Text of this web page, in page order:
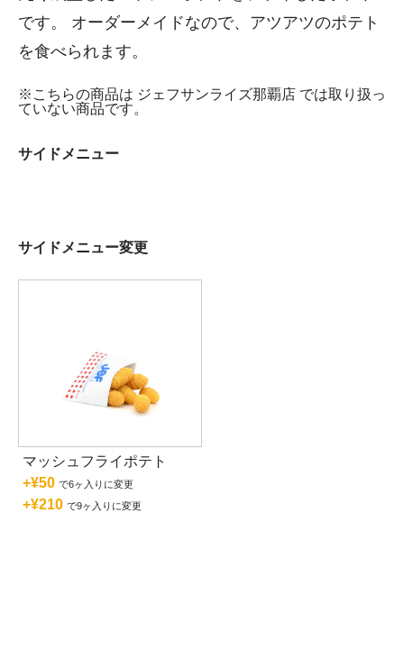
です。 オーダーメイドなので、アツアツのポテト
を食べられます。
※こちらの商品は ジェフサンライズ那覇店 では取り扱っ
ていない商品です。
サイドメニュー
サイドメニュー変更
マッシュフライポテト
+¥50 で6ヶ入りに変更
+¥210 で9ヶ入りに変更